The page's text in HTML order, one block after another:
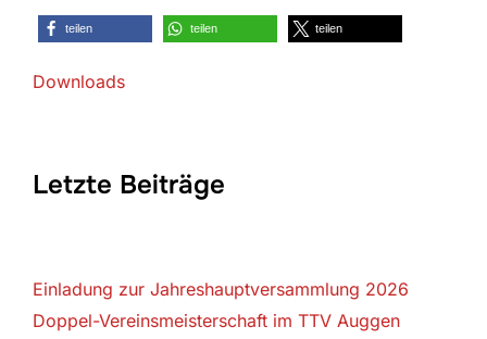
teilen teilen teilen
Downloads
Letzte Beiträge
Einladung zur Jahreshauptversammlung 2026
Doppel-Vereinsmeisterschaft im TTV Auggen